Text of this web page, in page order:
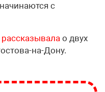
с
рассказывала о двух
на-Дону.